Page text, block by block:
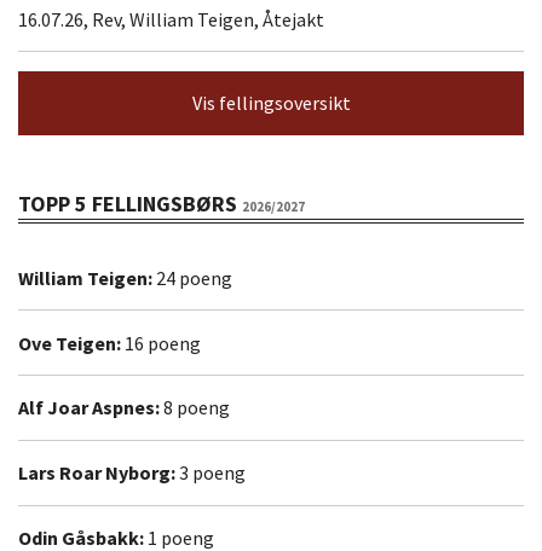
16.07.26, Rev, William Teigen, Åtejakt
Vis fellingsoversikt
TOPP 5 FELLINGSBØRS 2026/2027
William Teigen: 24 poeng
Ove Teigen: 16 poeng
Alf Joar Aspnes:8 poeng
Lars Roar Nyborg:3 poeng
Odin Gåsbakk: 1 poeng